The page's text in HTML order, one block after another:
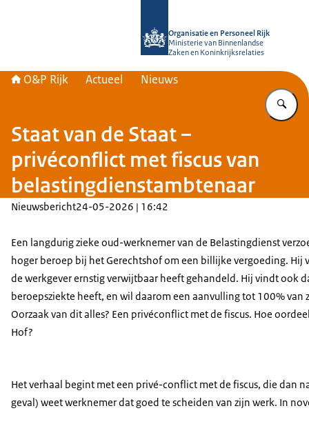
Organisatie en Personeel Rijk
Ministerie van Binnenlandse
Zaken en Koninkrijksrelaties
O&P Rijk Actueel Nieuws
Staat van de Staat –
privéconflict met fiscus van
belastingdienstambtenaar
Nieuwsbericht24-05-2026 | 16:42
Een langdurig zieke oud-werknemer van de Belastingdienst
hoger beroep bij het Gerechtshof om een billijke vergoeding. Hij
de werkgever ernstig verwijtbaar heeft gehandeld. Hij vindt ook
beroepsziekte heeft, en wil daarom een aanvulling tot 100% van
Oorzaak van dit alles? Een privéconflict met de fiscus. Hoe
Hof?
Het verhaal begint met een privé-conflict met de fiscus, die dan
geval) weet werknemer dat goed te scheiden van zijn werk. In